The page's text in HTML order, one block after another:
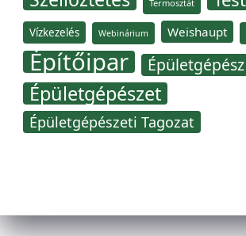
Termosztát
Vízkezelés Webinárium Weishaupt
Építőipar Épületgépész
Épületgépészet
Épületgépészeti Tagozat